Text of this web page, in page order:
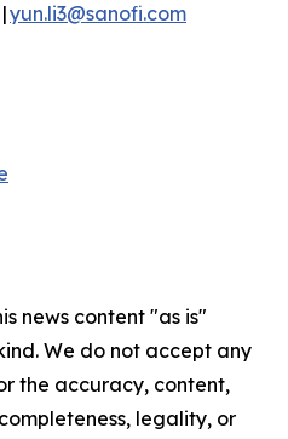
yun.li3@sanofi.com
news content "as is"
We do not accept any
the accuracy, content,
legality, or